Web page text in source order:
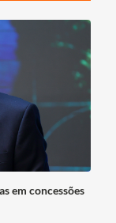
em concessões